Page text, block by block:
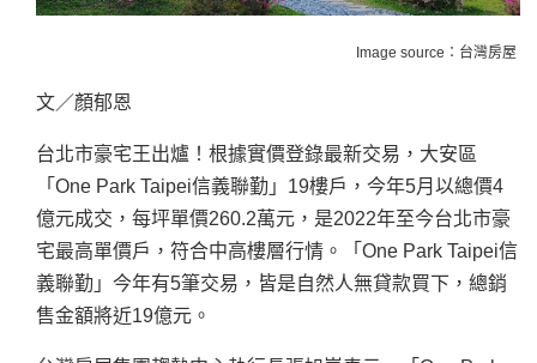
Image source：台灣房屋
文／顏郁恩
台北市豪宅王出爐！根據實價登錄最新交易，大安區
「One Park Taipei信義聯勤」19樓戶，今年5月以總價4
億元成交，每坪單價260.2萬元，是2022年至今台北市豪
宅最高單價戶，符合中高樓層行情。「One Park Taipei信
義聯勤」今年有5筆交易，皆是自然人無貸款買下，總銷
售金額將近19億元。